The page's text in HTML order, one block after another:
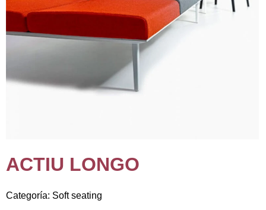
ACTIU LONGO
Categoría: Soft seating